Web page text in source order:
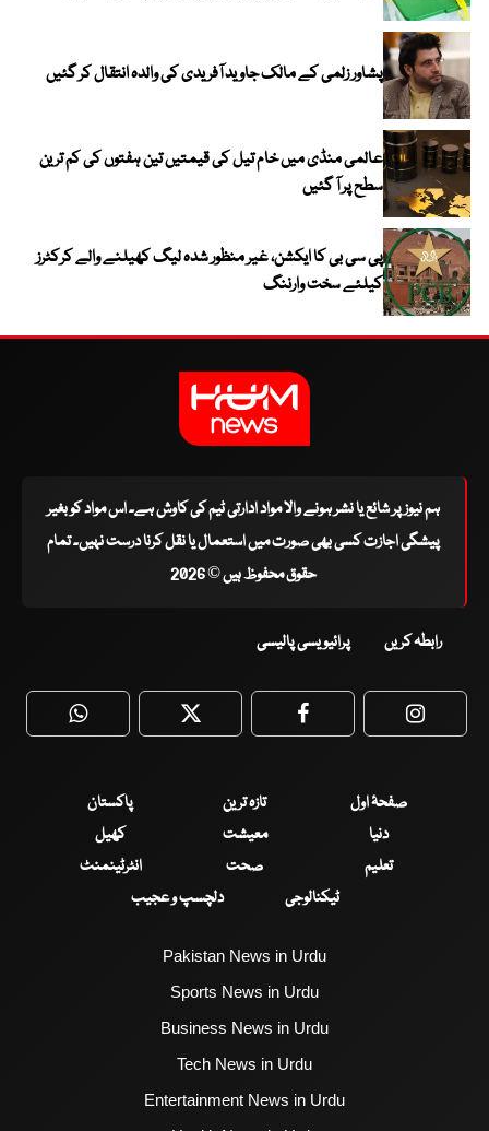
پشاور زلمی کے مالک جاوید آفریدی کی والدہ انتقال کر گئیں
عالمی منڈی میں خام تیل کی قیمتیں تین ہفتوں کی کم ترین
سطح پر آ گئیں
پی سی بی کا ایکشن، غیر منظور شدہ لیگ کھیلنے والے کرکٹرز
کیلئے سخت وارننگ
ہم نیوز پر شائع یا نشر ہونے والا مواد ادارتی ٹیم کی کاوش ہے۔ اس مواد کو بغیر
پیشگی اجازت کسی بھی صورت میں استعمال یا نقل کرنا درست نہیں۔ تمام
حقوق محفوظ ہیں © 2026
رابطہ کریں پرائیویسی پالیسی
WhatsApp Twitter Facebook
صفحۂ اول تازہ ترین
پاکستان
دنیا
معیشت
کھیل
تعلیم
صحت
انٹرٹینمنٹ
ٹیکنالوجی
دلچسپ و عجیب
Pakistan News in Urdu
Sports News in Urdu
Business News in Urdu
Tech News in Urdu
Entertainment News in Urdu